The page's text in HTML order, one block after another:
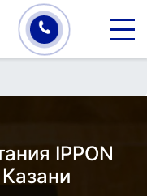
IPPON